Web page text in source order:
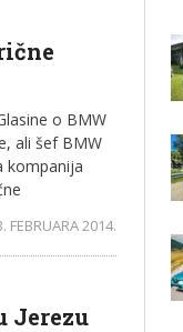
o BMW
ali šef BMW
kompanija
FEBRUARA 2014.
Jerezu